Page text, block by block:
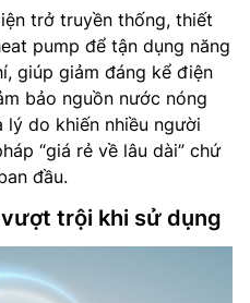
trở truyền thống, thiết
pump để tận dụng năng
giúp giảm đáng kể điện
bảo nguồn nước nóng
lý do khiến nhiều người
“giá rẻ về lâu dài” chứ
đầu.
trội khi sử dụng